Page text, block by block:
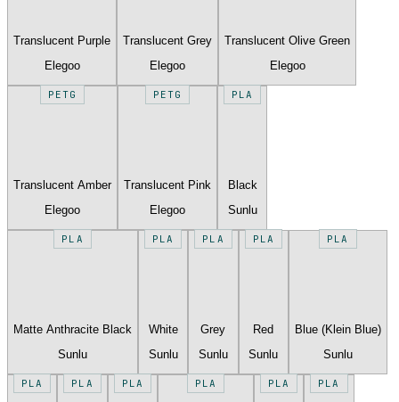
Translucent Purple
Elegoo
Translucent Grey
Elegoo
Translucent Olive Green
Elegoo
PETG
Translucent Amber
Elegoo
PETG
Translucent Pink
Elegoo
PLA
Black
Sunlu
PLA
Matte Anthracite Black
Sunlu
PLA
White
Sunlu
PLA
Grey
Sunlu
PLA
Red
Sunlu
PLA
Blue (Klein Blue)
Sunlu
PLA PLA PLA PLA PLA PLA